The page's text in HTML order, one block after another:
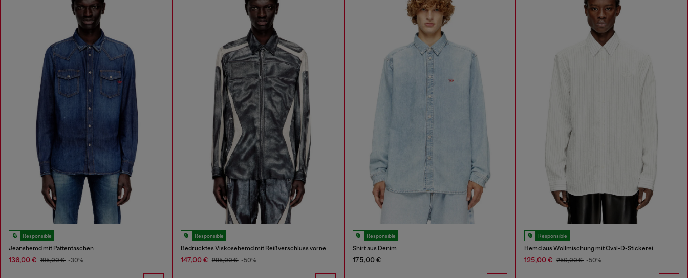
Responsible
Jeanshemd mit Pattentaschen
136,00 € 195,00 € -30%
Responsible
Bedrucktes Viskosehemd mit Reißverschluss vorne
147,00 € 295,00 € -50%
Responsible
Shirt aus Denim
175,00 €
Responsible
Hemd aus Wollmischung mit Oval-D-Stickerei
125,00 € 250,00 € -50%